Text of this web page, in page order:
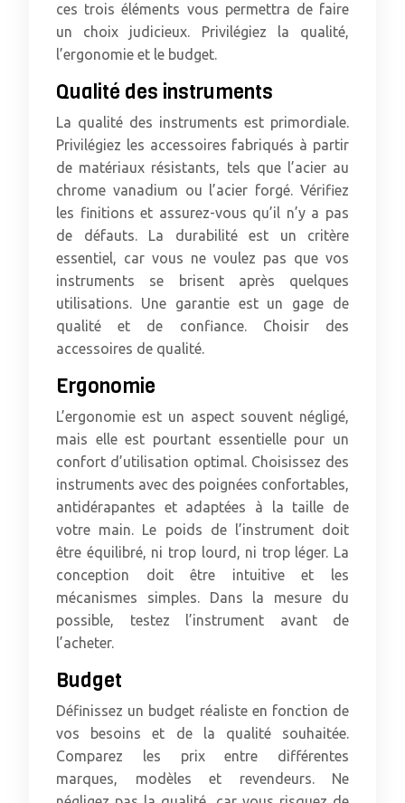
ces trois éléments vous permettra de faire
un choix judicieux. Privilégiez la qualité,
l’ergonomie et le budget.
Qualité des instruments
La qualité des instruments est primordiale.
Privilégiez les accessoires fabriqués à partir
de matériaux résistants, tels que l’acier au
chrome vanadium ou l’acier forgé. Vérifiez
les finitions et assurez-vous qu’il n’y a pas
de défauts. La durabilité est un critère
essentiel, car vous ne voulez pas que vos
instruments se brisent après quelques
utilisations. Une garantie est un gage de
qualité et de confiance. Choisir des
accessoires de qualité.
Ergonomie
L’ergonomie est un aspect souvent négligé,
mais elle est pourtant essentielle pour un
confort d’utilisation optimal. Choisissez des
instruments avec des poignées confortables,
antidérapantes et adaptées à la taille de
votre main. Le poids de l’instrument doit
être équilibré, ni trop lourd, ni trop léger. La
conception doit être intuitive et les
mécanismes simples. Dans la mesure du
possible, testez l’instrument avant de
l’acheter.
Budget
Définissez un budget réaliste en fonction de
vos besoins et de la qualité souhaitée.
Comparez les prix entre différentes
marques, modèles et revendeurs. Ne